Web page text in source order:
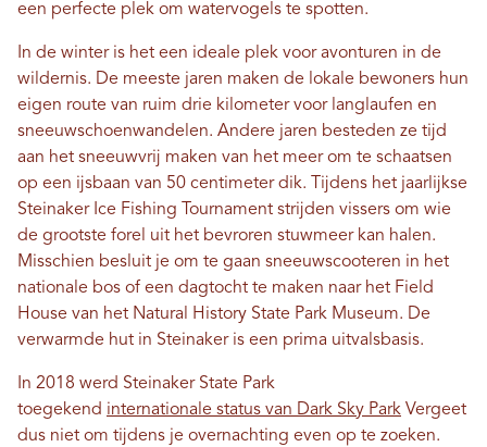
een perfecte plek om watervogels te spotten.
In de winter is het een ideale plek voor avonturen in de
wildernis. De meeste jaren maken de lokale bewoners hun
eigen route van ruim drie kilometer voor langlaufen en
sneeuwschoenwandelen. Andere jaren besteden ze tijd
aan het sneeuwvrij maken van het meer om te schaatsen
op een ijsbaan van 50 centimeter dik. Tijdens het jaarlijkse
Steinaker Ice Fishing Tournament strijden vissers om wie
de grootste forel uit het bevroren stuwmeer kan halen.
Misschien besluit je om te gaan sneeuwscooteren in het
nationale bos of een dagtocht te maken naar het Field
House van het Natural History State Park Museum. De
verwarmde hut in Steinaker is een prima uitvalsbasis.
In 2018 werd Steinaker State Park
toegekend internationale status van Dark Sky Park Vergeet
dus niet om tijdens je overnachting even op te zoeken.